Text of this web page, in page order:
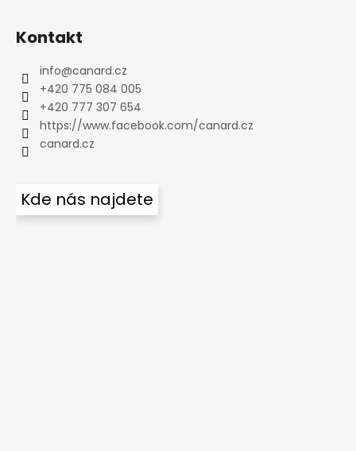
Kontakt
info@canard.cz
+420 775 084 005
+420 777 307 654
https://www.facebook.com/canard.cz
canard.cz
Kde nás najdete